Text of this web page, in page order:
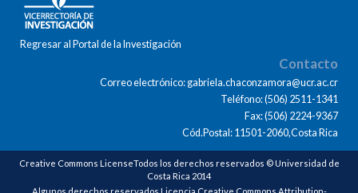
Regresar al Portal de la Investigación
Contacto
Correo electrónico: gabriela.chaconzamora@ucr.ac.cr
Teléfono: (506) 2511-1341
Fax: (506) 2224-9367
Cód.Postal: 11501-2060,Costa Rica
Creative Commons LicenseTodos los derechos reservados © Universidad de
Costa Rica 2014